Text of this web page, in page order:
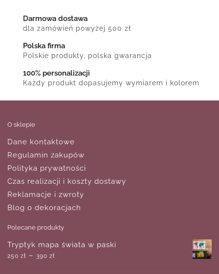
Darmowa dostawa
dla zamówień powyżej 500 zł
Polska firma
Polskie produkty, polska gwarancja
100% personalizacji
Każdy produkt dopasujemy wymiarem i kolorem
O sklepie
Dane kontaktowe
Regulamin zakupów
Polityka prywatności
Czas realizacji i koszty dostawy
Reklamacje i zwroty
Blog o dekoracjach
Polecane produkty
Tryptyk mapa świata w paski
250 zł – 390 zł